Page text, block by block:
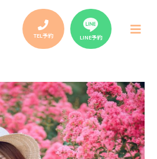
TEL予約 LINE予約
メ
ニ